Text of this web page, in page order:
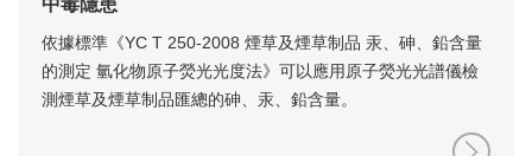
中毒隱患
依據標準《YC T 250-2008 煙草及煙草制品 汞、砷、鉛含量
的測定 氫化物原子熒光光度法》可以應用原子熒光光譜儀檢
測煙草及煙草制品匯總的砷、汞、鉛含量。